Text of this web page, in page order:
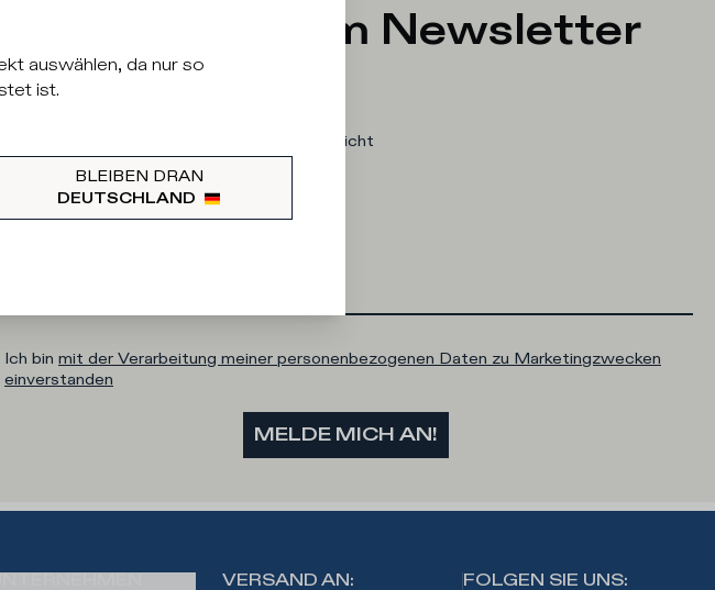
Anmeldung zum Newsletter
An welcher Kategorie sind Sie interessiert?
Ich sage lieber nicht
Mail Adresse
Ich bin mit der Verarbeitung meiner personenbezogenen Daten zu Marketingzwecken
einverstanden
MELDE MICH AN!
VERSAND AN: FOLGEN SIE UNS:
auswählen, da nur so
ist.
BLEIBEN DRAN
DEUTSCHLAND